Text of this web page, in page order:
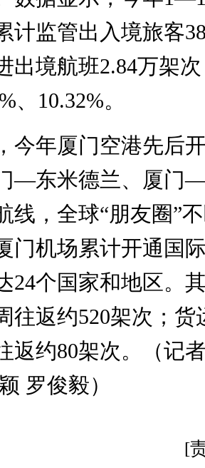
计监管出入境旅客
出境航班2.84万架
、10.32%。
年厦门空港先后
—东米德兰、厦门
线，全球“朋友圈”
门机场累计开通国
24个国家和地区。
往返约520架次；货
返约80架次。（记
罗俊毅）
[